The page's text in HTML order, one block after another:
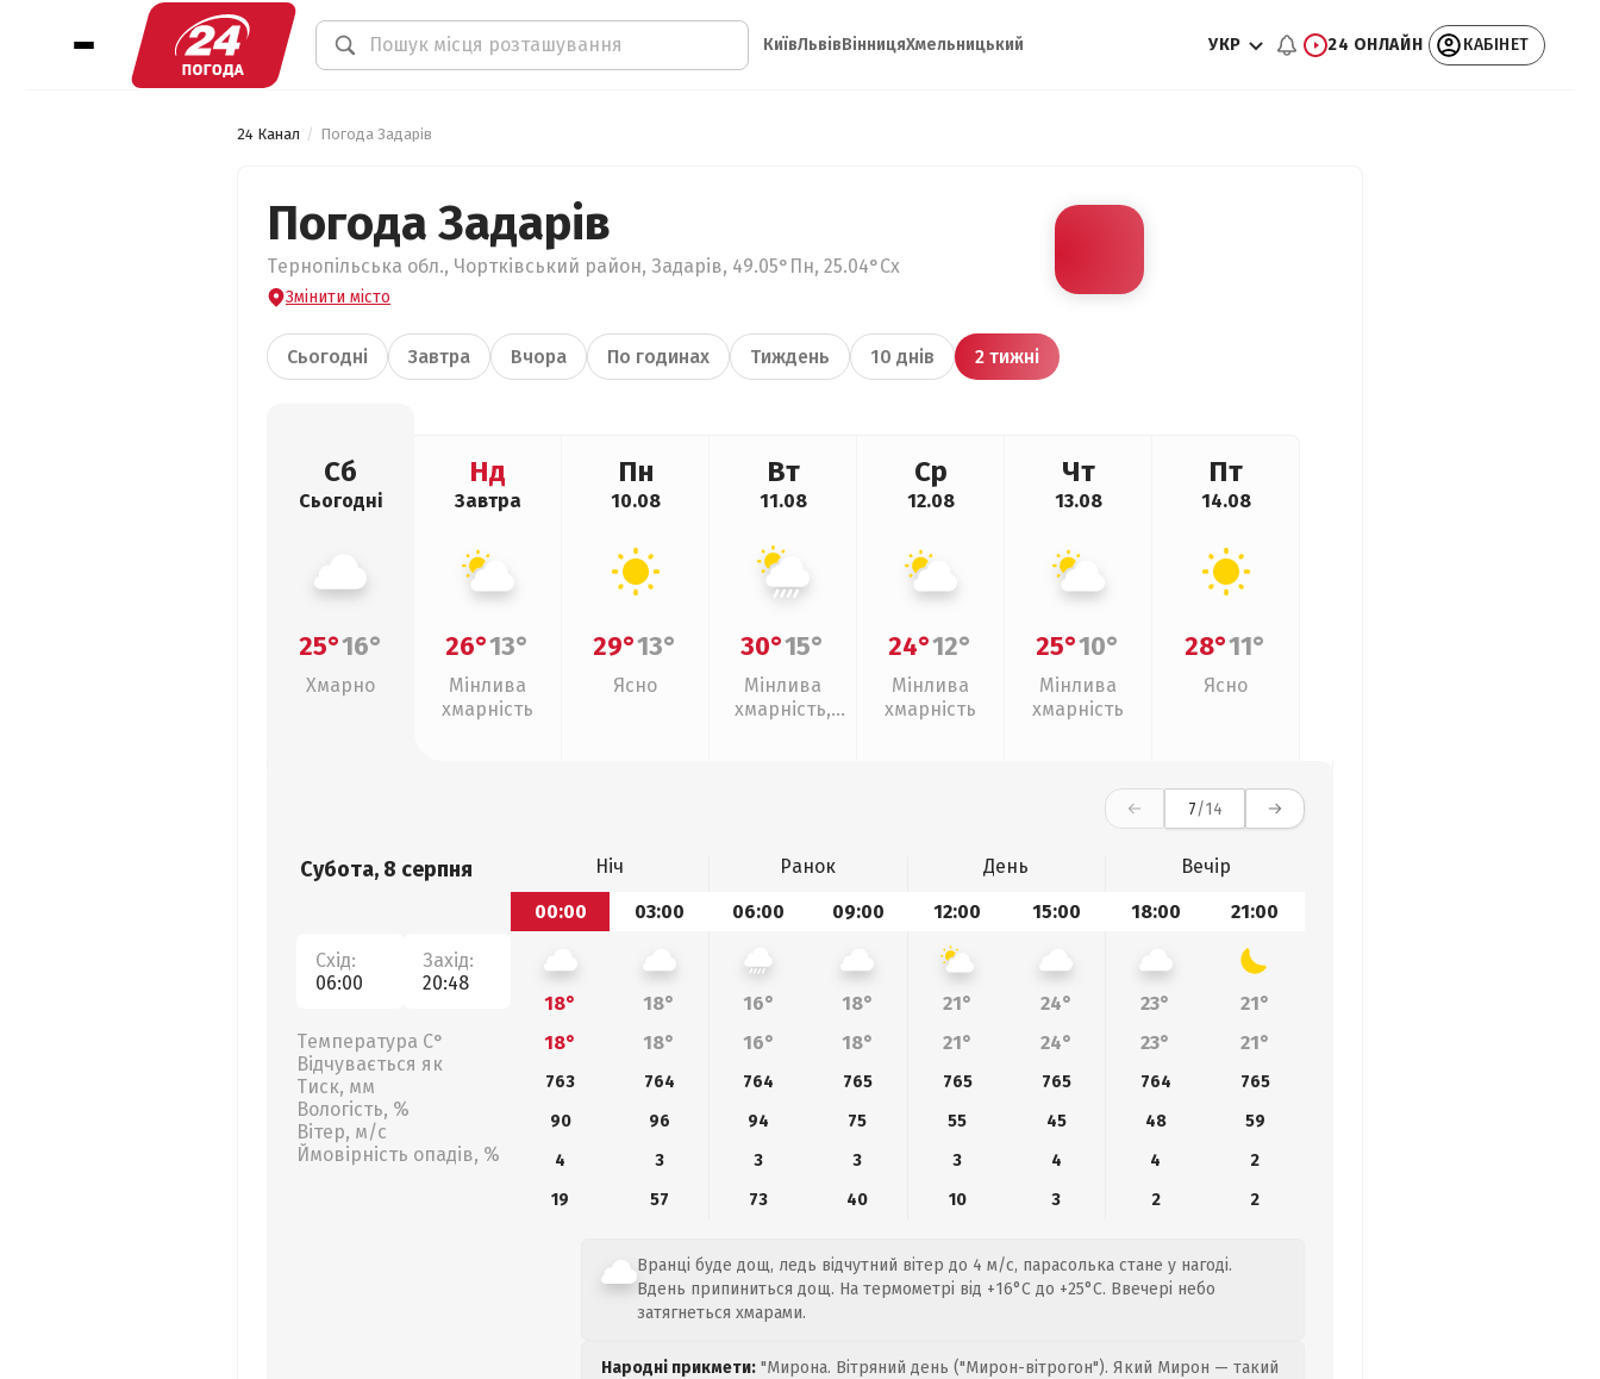
КиївЛьвівВінницяХмельницький УКР 24 ОНЛАЙН КАБІНЕТ
24 Канал Погода Задарів
Погода Задарів
Тернопільська обл., Чортківський район, Задарів, 49.05°Пн, 25.04°Сх
Змінити місто
Сьогодні Завтра Вчора По годинах Тиждень 10 днів 2 тижні
Сб
Сьогодні
25°16°
Хмарно
Нд
Завтра
26°13°
Мінлива
хмарність
Пн
10.08
29°13°
Ясно
Вт
11.08
30°15°
Мінлива
хмарність,
Ср
12.08
24°12°
Мінлива
хмарність
Чт
13.08
25°10°
Мінлива
хмарність
Пт
14.08
28°11°
Ясно
7/14
Субота, 8 серпня
Схід:
06:00
Захід:
20:48
Температура С°
Відчувається як
Тиск, мм
Вологість, %
Вітер, м/с
Ймовірність опадів, %
Ніч Ранок День
Вечір
00:00
03:00 06:00 09:00 12:00 15:00 18:00 21:00
18° 18° 16° 18° 21° 24° 23°
21°
18°
18° 16° 18° 21° 24° 23° 21°
763 764 764 765 765 765 764
765
90
96 94 75 55 45 48
59
4
3 3 3 3 4 4
2
19
57 73 40 10 3 2 2
Вранці буде дощ, ледь відчутний вітер до 4 м/с, парасолька стане у нагоді.
Вдень припиниться дощ. На термометрі від +16°C до +25°C. Ввечері небо
затягнеться хмарами.
Народні прикмети: "Мирона. Вітряний день ("Мирон-вітрогон"). Який Мирон — такий